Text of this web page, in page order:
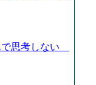
で思考しない